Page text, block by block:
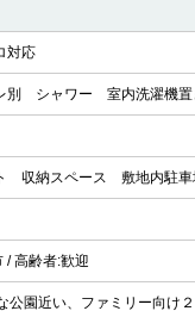
対応
別 シャワー 室内洗濯機
収納スペース 敷地内駐
/ 高齢者:歓迎
公園近い、ファミリー向け